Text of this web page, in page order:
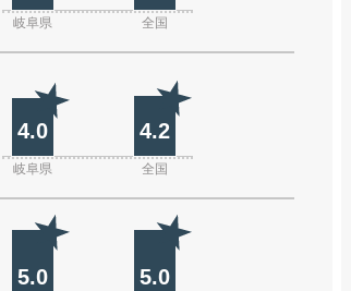
岐阜県 全国
4.0 4.2
岐阜県 全国
5.0 5.0